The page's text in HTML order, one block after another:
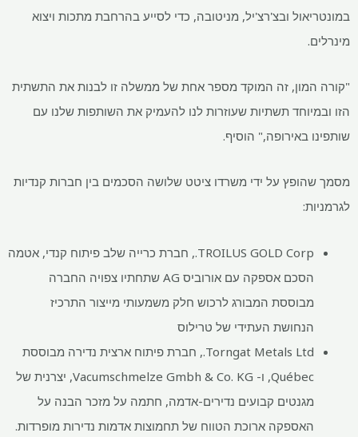
במונטריאול ובצ'רצ'יל, מניטובה, כדי לסייע בהרחבת מתכות ויצוא
מינרלים.
"קורה המון, זה המוקד מספר אחת של ממשלה זו לבנות את התשתית
הזו ובמיוחד תשתיות שעוזרות לנו להעמיק את השותפות שלנו עם
שותפינו באירופה," הוסיף.
מסמך שהופץ על ידי משרדו ציטט שלושה הסכמים בין חברות קנדיות
לגרמניות:
TROILUS GOLD Corp., חברת כרייה שלב פיתוח קנדי, אטמה
הסכם אספקה ​​עם אורוביס AG שתחתיו צפויה החברה
מבוססת המבורג לרכוש חלק משמעותי מייצור התרכיז
הנחושת העתידי של טרילוס
Torngat Metals Ltd., חברת פיתוח ארצית נדירה מבוססת
Québec, ו- Vacumschmelze Gmbh & Co. KG, יצרנית של
מגנטים קבועים נדירים-אדמה, חתמה על מזכר הבנה על
האספקה ​​ארוכת הטווח של תחמוצות אדמות נדירות מופרדות.